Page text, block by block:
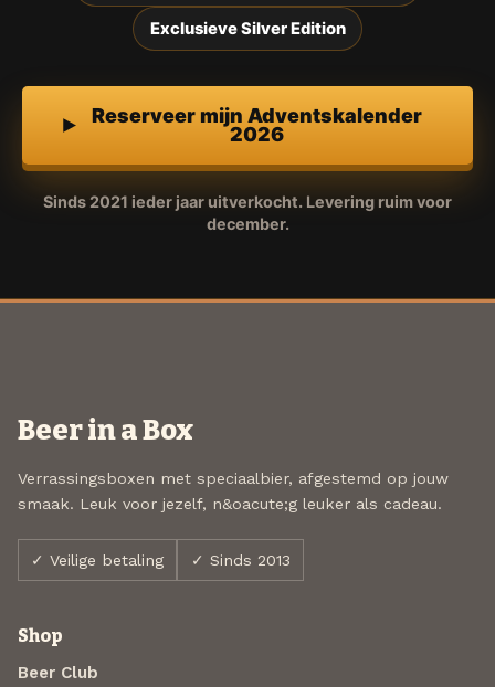
Exclusieve Silver Edition
Reserveer mijn Adventskalender
2026
Sinds 2021 ieder jaar uitverkocht. Levering ruim voor
december.
Beer in a Box
Verrassingsboxen met speciaalbier, afgestemd op jouw
smaak. Leuk voor jezelf, n&oacute;g leuker als cadeau.
✓ Veilige betaling ✓ Sinds 2013
Shop
Beer Club